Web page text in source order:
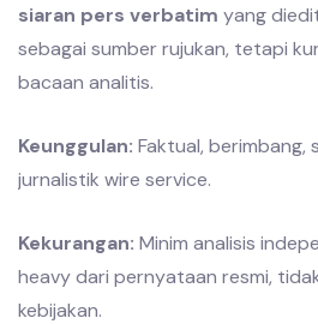
siaran pers verbatim yang
sebagai sumber rujukan, tetapi
bacaan analitis.
Keunggulan: Faktual, berimbang,
jurnalistik wire service.
Kekurangan: Minim analisis
heavy dari pernyataan resmi,
kebijakan.